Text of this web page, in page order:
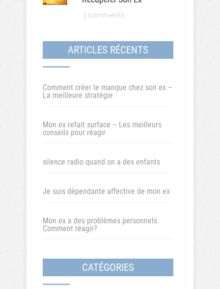
3 comments
ARTICLES RÉCENTS
Comment créer le manque chez son ex –
La meilleure stratégie
Mon ex refait surface – Les meilleurs
conseils pour réagir
silence radio quand on a des enfants
Je suis dépendante affective de mon ex
Mon ex a des problèmes personnels.
Comment réagir?
CATÉGORIES